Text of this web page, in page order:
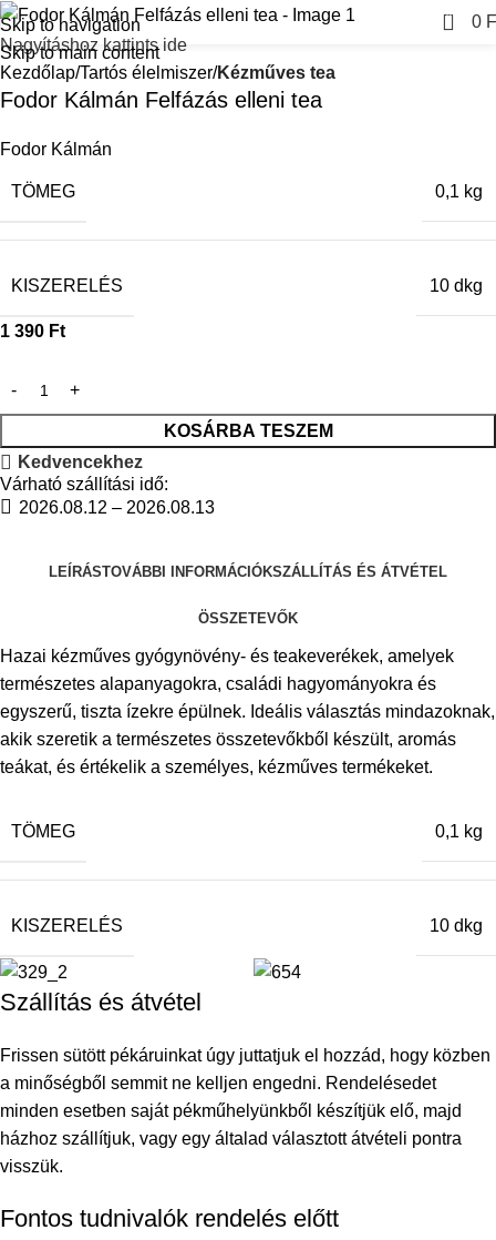
Skip to navigation
Skip to main content
0 0
Nagyításhoz kattints ide
Kezdőlap Tartós élelmiszer Kézműves tea
Fodor Kálmán Felfázás elleni tea
Fodor Kálmán
TÖMEG 0,1 kg
KISZERELÉS 10 dkg
1 390 Ft
KOSÁRBA TESZEM
Kedvencekhez
Várható szállítási idő:
2026.08.12 – 2026.08.13
LEÍRÁSTOVÁBBI INFORMÁCIÓKSZÁLLÍTÁS ÉS ÁTVÉTEL
ÖSSZETEVŐK
Hazai kézműves gyógynövény‑ és teakeverékek, amelyek
természetes alapanyagokra, családi hagyományokra és
egyszerű, tiszta ízekre épülnek. Ideális választás mindazoknak,
akik szeretik a természetes összetevőkből készült, aromás
teákat, és értékelik a személyes, kézműves termékeket.
TÖMEG 0,1 kg
KISZERELÉS 10 dkg
Szállítás és átvétel
Frissen sütött pékáruinkat úgy juttatjuk el hozzád, hogy közben
a minőségből semmit ne kelljen engedni. Rendelésedet
minden esetben saját pékműhelyünkből készítjük elő, majd
házhoz szállítjuk, vagy egy általad választott átvételi pontra
visszük.
Fontos tudnivalók rendelés előtt